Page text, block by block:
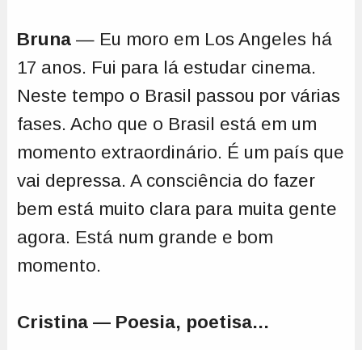
Bruna— Eu moro em Los Angeles há
17 anos. Fui para lá estudar cinema.
Neste tempo o Brasil passou por várias
fases. Acho que o Brasil está em um
momento extraordinário. É um país que
vai depressa. A consciência do fazer
bem está muito clara para muita gente
agora. Está num grande e bom
momento.
Cristina — Poesia, poetisa...